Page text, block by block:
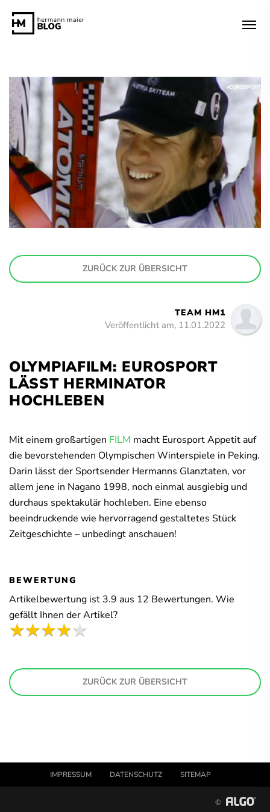
ZURÜCK ZUR ÜBERSICHT
TEAM HM1
Veröffentlicht am, 11.01.2022
OLYMPIAFILM: EUROSPORT
LÄSST HERMINATOR
HOCHLEBEN
Mit einem großartigen FILM macht Eurosport Appetit auf
die bevorstehenden Olympischen Winterspiele in Peking.
Darin lässt der Sportsender Hermanns Glanztaten, vor
allem jene in Nagano 1998, noch einmal ausgiebig und
durchaus spektakulär hochleben. Eine ebenso
beeindruckende wie hervorragend gestaltetes Stück
Zeitgeschichte – unbedingt anschauen!
BEWERTUNG
Artikelbewertung ist 3.9 aus 12 Bewertungen. Wie
gefällt Ihnen der Artikel?
ZURÜCK ZUR ÜBERSICHT
IMPRESSUM DATENSCHUTZ SITEMAP
©